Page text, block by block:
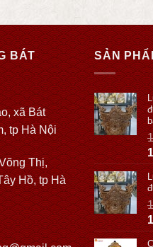
BÁT
xã Bát
tp Hà Nội
Thị,
Hồ, tp Hà
SẢN